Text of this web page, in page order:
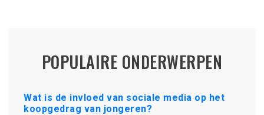
POPULAIRE ONDERWERPEN
Wat is de invloed van sociale media op het
koopgedrag van jongeren?